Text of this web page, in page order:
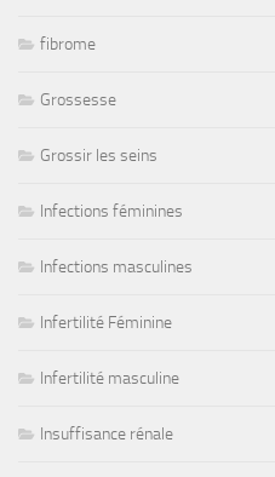
fibrome
Grossesse
Grossir les seins
Infections féminines
Infections masculines
Infertilité Féminine
Infertilité masculine
Insuffisance rénale